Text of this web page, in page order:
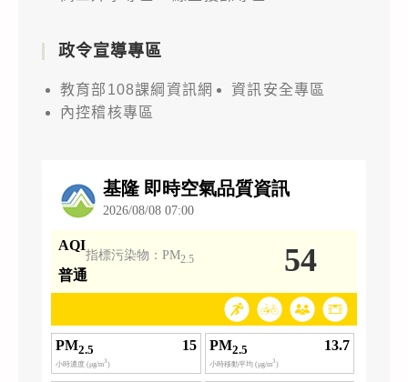
政令宣導專區
教育部108課綱資訊網
資訊安全專區
內控稽核專區